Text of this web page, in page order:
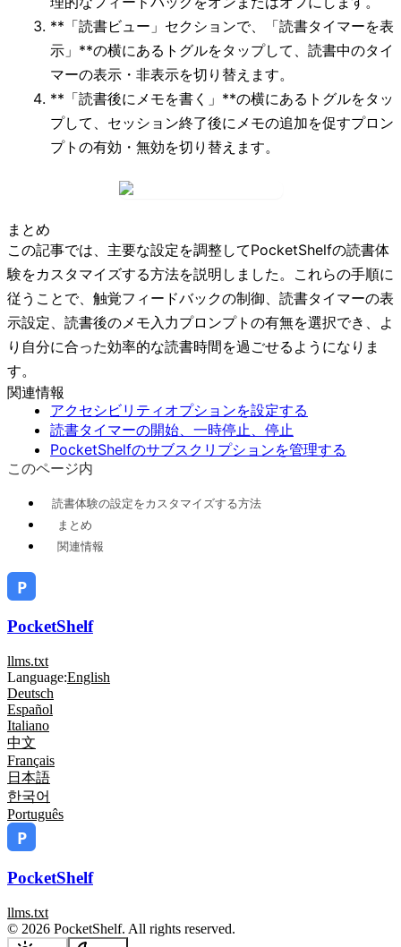
**「読書ビュー」 セクションで、
「読書タイマーを表
示」**の横にあるトグルをタップして、読書中のタイ
マーの表示・非表示を切り替えます。
**「読書後にメモを書く」**の横にあるトグルをタッ
プして、セッション終了後にメモの追加を促すプロン
プトの有効・無効を切り替えます。
まとめ
この記事では、主要な設定を調整してPocketShelfの読書体
験をカスタマイズする方法を説明しました。これらの手順に
従うことで、触覚フィードバックの制御、読書タイマーの表
示設定、読書後のメモ入力プロンプトの有無を選択でき、よ
り自分に合った効率的な読書時間を過ごせるようになりま
す。
関連情報
アクセシビリティオプションを設定する
読書タイマーの開始、一時停止、停止
PocketShelfのサブスクリプションを管理する
このページ内
読書体験の設定をカスタマイズする方法
まとめ
関連情報
PocketShelf
llms.txt
Language:English
Deutsch
Español
Italiano
中文
Français
日本語
한국어
Português
PocketShelf
llms.txt
© 2026 PocketShelf. All rights reserved.